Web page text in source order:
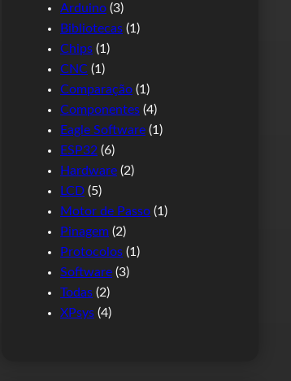
Arduino (3)
Bibliotecas (1)
Chips (1)
CNC (1)
Comparação (1)
Componentes (4)
Eagle Software (1)
ESP32 (6)
Hardware (2)
LCD (5)
Motor de Passo (1)
Pinagem (2)
Protocolos (1)
Software (3)
Todas (2)
XPsys (4)